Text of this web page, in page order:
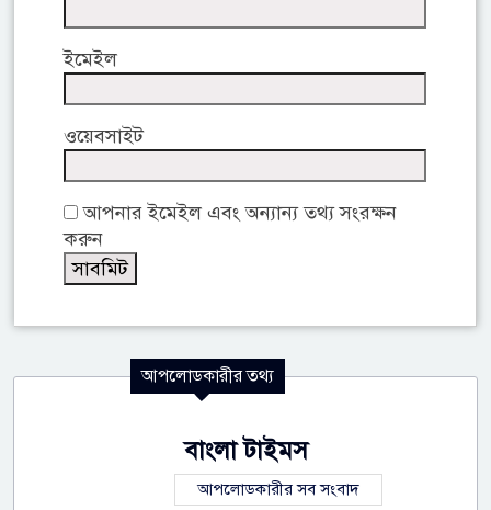
ইমেইল
ওয়েবসাইট
আপনার ইমেইল এবং অন্যান্য তথ্য সংরক্ষন
করুন
আপলোডকারীর তথ্য
বাংলা টাইমস
আপলোডকারীর সব সংবাদ